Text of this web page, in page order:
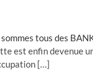
tous des
est enfin devenue
[…]